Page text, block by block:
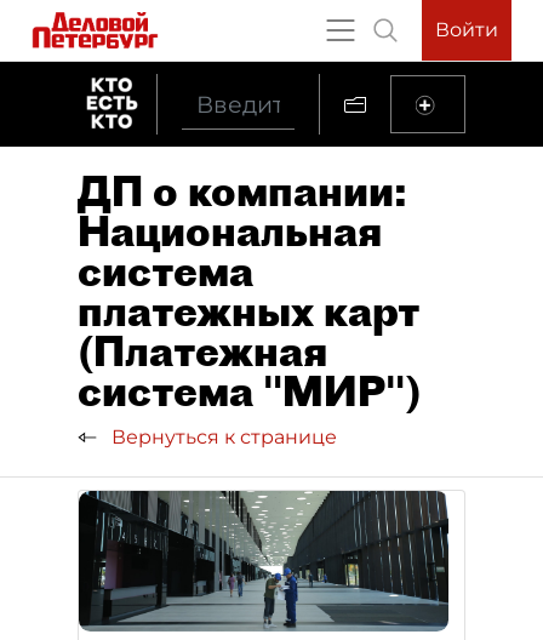
Войти
ДП о компании:
Национальная
система
платежных карт
(Платежная
система "МИР")
Вернуться к странице